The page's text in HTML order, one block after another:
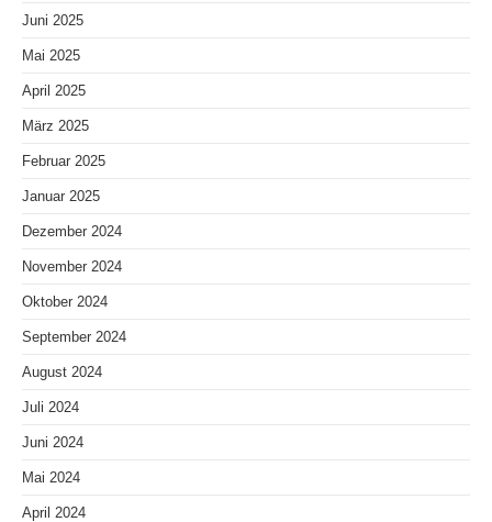
Juni 2025
Mai 2025
April 2025
März 2025
Februar 2025
Januar 2025
Dezember 2024
November 2024
Oktober 2024
September 2024
August 2024
Juli 2024
Juni 2024
Mai 2024
April 2024